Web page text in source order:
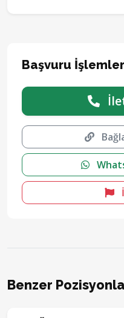
Başvuru
Benzer